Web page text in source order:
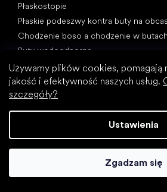
Używamy plików cookies, pomagają
jakość i efektywność naszych usług.
szczegóły?
Ustawienia
Zgadzam się
Płaskostopie
Płaskie podeszwy kontra buty na
Chodzenie boso a chodzenie w butach
Buty wodoodporne
Właściwa higiena stóp
Zrozumieć buty barefoot